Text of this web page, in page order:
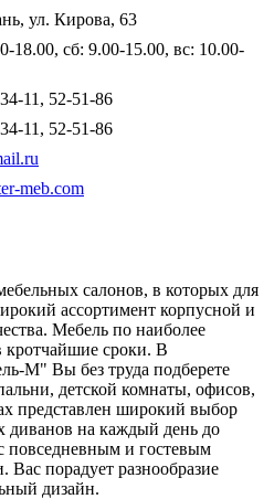
ул. Кирова, 63
18.00, сб: 9.00-15.00, вс: 10.00-
11, 52-51-86
11, 52-51-86
meb.com
салонов, в которых для
ассортимент корпусной и
Мебель по наиболее
кротчайшие сроки. В
М" Вы без труда подберете
детской комнаты, офисов,
представлен широкий выбор
диванов на каждый день до
повседневным и гостевым
порадует разнообразие
дизайн.